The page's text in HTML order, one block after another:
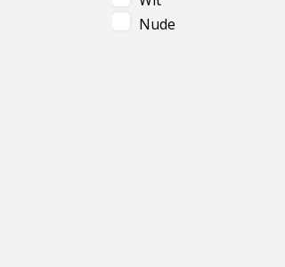
Nude